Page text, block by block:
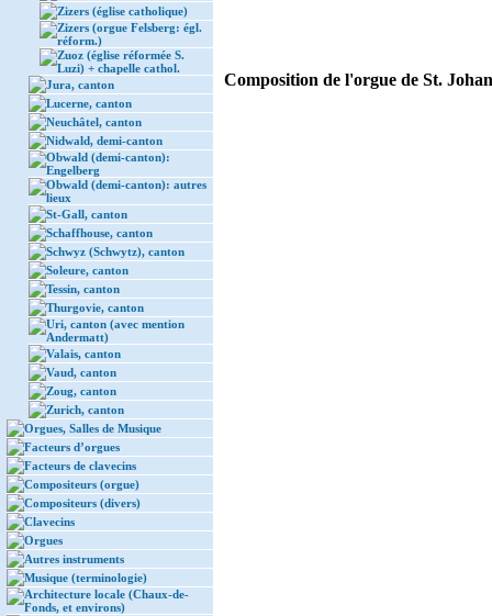
Zizers (église catholique)
Zizers (orgue Felsberg: égl.
réform.)
Zuoz (église réformée S.
Luzi) + chapelle cathol.
Jura, canton
Lucerne, canton
Neuchâtel, canton
Nidwald, demi-canton
Obwald (demi-canton):
Engelberg
Obwald (demi-canton): autres
lieux
St-Gall, canton
Schaffhouse, canton
Schwyz (Schwytz), canton
Soleure, canton
Tessin, canton
Thurgovie, canton
Uri, canton (avec mention
Andermatt)
Valais, canton
Vaud, canton
Zoug, canton
Zurich, canton
Orgues, Salles de Musique
Facteurs d’orgues
Facteurs de clavecins
Compositeurs (orgue)
Compositeurs (divers)
Clavecins
Orgues
Autres instruments
Musique (terminologie)
Architecture locale (Chaux-de-
Fonds, et environs)
Composition de l'orgue de St.